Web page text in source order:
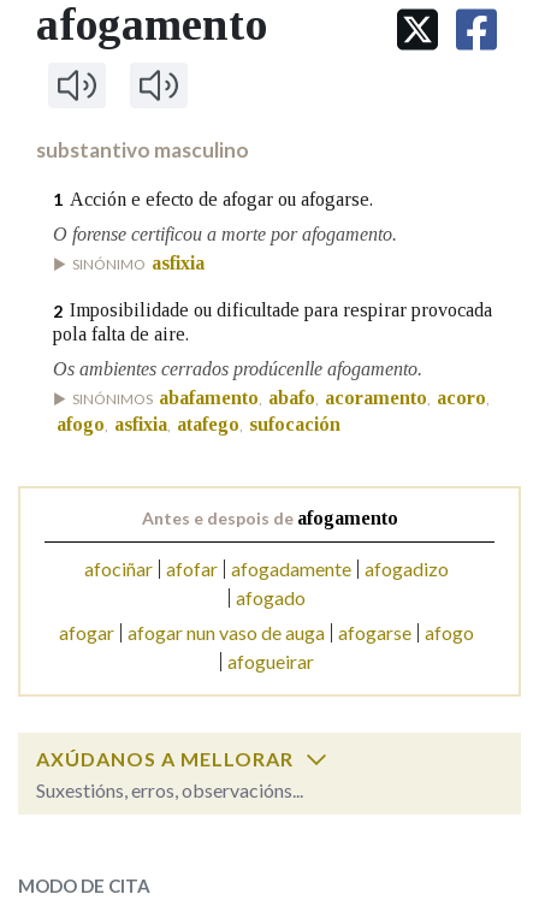
IDENTIDADE CORPORATIVA
MARCIAL DEL ADALID
FIGURAS HOMENAXEADAS
Facebook
TwitterYoutubeInstagram
Bluesky
BUSCAR NOS LEMAS
Comeza por
Contén
BUSCAR NO CONTIDO
Nas definicións
Marcas gramaticais
afogamento
substantivo masculino
1 Acción e efecto de afogar ou afogarse.
O forense certificou a morte por afogamento.
SINÓNIMO asfixia
2 Imposibilidade ou dificultade para respirar provocada
pola falta de aire.
Os ambientes cerrados prodúcenlle afogamento.
SINÓNIMOS abafamento, abafo, acoramento, acoro,
afogo, asfixia, atafego, sufocación
Antes e despois de afogamento
afociñar afofar afogadamente afogadizo
afogado
afogar afogar nun vaso de auga afogarse afogo
afogueirar
AXÚDANOS A MELLORAR
Suxestións, erros, observacións...
ESCOLLE UNHA OPCIÓN:
MODO DE CITA